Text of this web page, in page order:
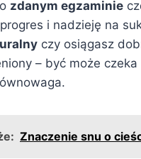
zdanym egzaminie
progres i nadzieję na
czy osiągasz
– być może
Znaczenie snu o